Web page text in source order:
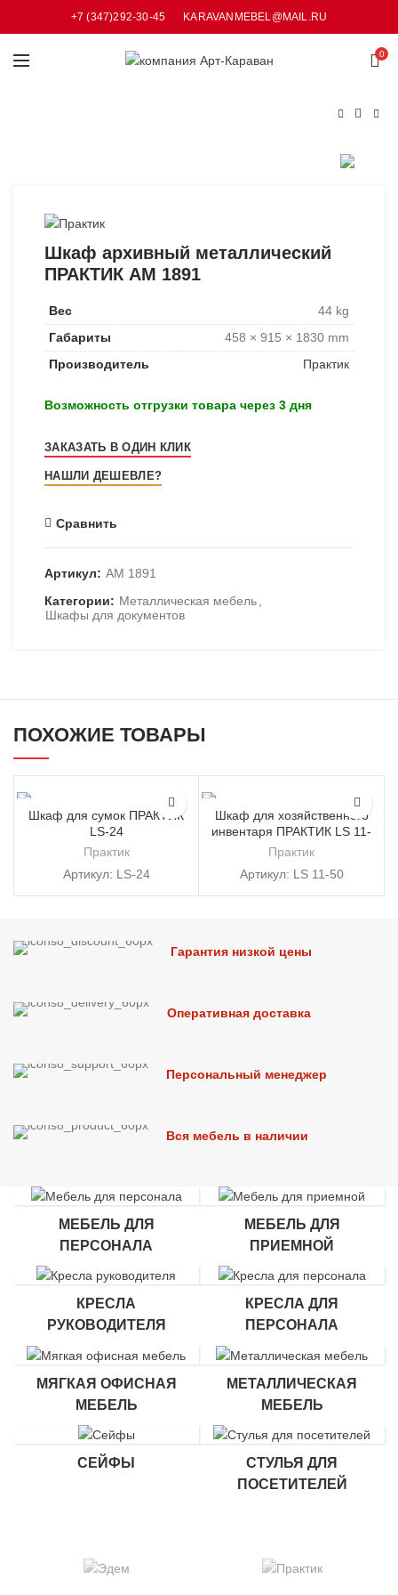
+7 (347)292-30-45 KARAVANMEBEL@MAIL.RU
0
Шкаф архивный металлический
ПРАКТИК AM 1891
Вес
44 kg
Габариты
458 × 915 × 1830 mm
Производитель
Практик
Возможность отгрузки товара через 3 дня
ЗАКАЗАТЬ В ОДИН КЛИК
НАШЛИ ДЕШЕВЛЕ?
Сравнить
Артикул: AM 1891
Категории: Металлическая мебель
Шкафы для документов
ПОХОЖИЕ ТОВАРЫ
Шкаф для сумок ПРАКТИК
LS-24
Практик
Артикул: LS-24
Шкаф для хозяйственного
инвентаря ПРАКТИК LS 11-
50
Практик
Артикул: LS 11-50
Гарантия низкой цены
Оперативная доставка
Персональный менеджер
Вся мебель в наличии
МЕБЕЛЬ ДЛЯ
ПЕРСОНАЛА
МЕБЕЛЬ ДЛЯ
ПРИЕМНОЙ
КРЕСЛА
РУКОВОДИТЕЛЯ
КРЕСЛА ДЛЯ
ПЕРСОНАЛА
МЯГКАЯ ОФИСНАЯ
МЕБЕЛЬ
МЕТАЛЛИЧЕСКАЯ
МЕБЕЛЬ
СЕЙФЫ
СТУЛЬЯ ДЛЯ
ПОСЕТИТЕЛЕЙ